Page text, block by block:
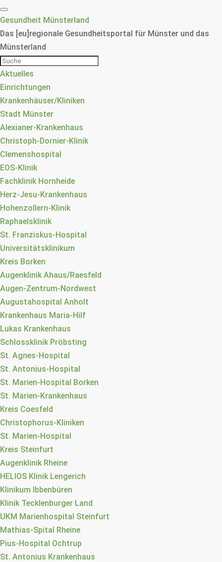
Gesundheit Münsterland
Das [eu]regionale Gesundheitsportal für Münster und das
Münsterland
Aktuelles
Einrichtungen
Krankenhäuser/Kliniken
Stadt Münster
Alexianer-Krankenhaus
Christoph-Dornier-Klinik
Clemenshospital
EOS-Klinik
Fachklinik Hornheide
Herz-Jesu-Krankenhaus
Hohenzollern-Klinik
Raphaelsklinik
St. Franziskus-Hospital
Universitätsklinikum
Kreis Borken
Augenklinik Ahaus/Raesfeld
Augen-Zentrum-Nordwest
Augustahospital Anholt
Krankenhaus Maria-Hilf
Lukas Krankenhaus
Schlossklinik Pröbsting
St. Agnes-Hospital
St. Antonius-Hospital
St. Marien-Hospital Borken
St. Marien-Krankenhaus
Kreis Coesfeld
Christophorus-Kliniken
St. Marien-Hospital
Kreis Steinfurt
Augenklinik Rheine
HELIOS Klinik Lengerich
Klinikum Ibbenbüren
Klinik Tecklenburger Land
UKM Marienhospital Steinfurt
Mathias-Spital Rheine
Pius-Hospital Ochtrup
St. Antonius Krankenhaus